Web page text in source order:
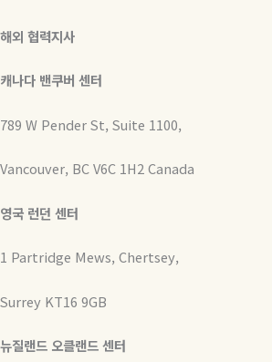
해외 협력지사
캐나다 밴쿠버 센터
789 W Pender St, Suite 1100,
Vancouver, BC V6C 1H2 Canada
영국 런던 센터
1 Partridge Mews, Chertsey,
Surrey KT16 9GB
뉴질랜드 오클랜드 센터